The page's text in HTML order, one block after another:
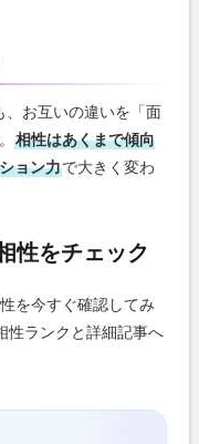
、お互いの違いを「面
相性はあくまで傾向
ョン力で大きく変わ
性をチェック
を今すぐ確認してみ
性ランクと詳細記事へ